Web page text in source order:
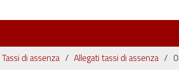
Tassi di assenza Allegati tassi di assenza